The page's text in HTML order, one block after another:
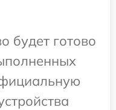
будет готово